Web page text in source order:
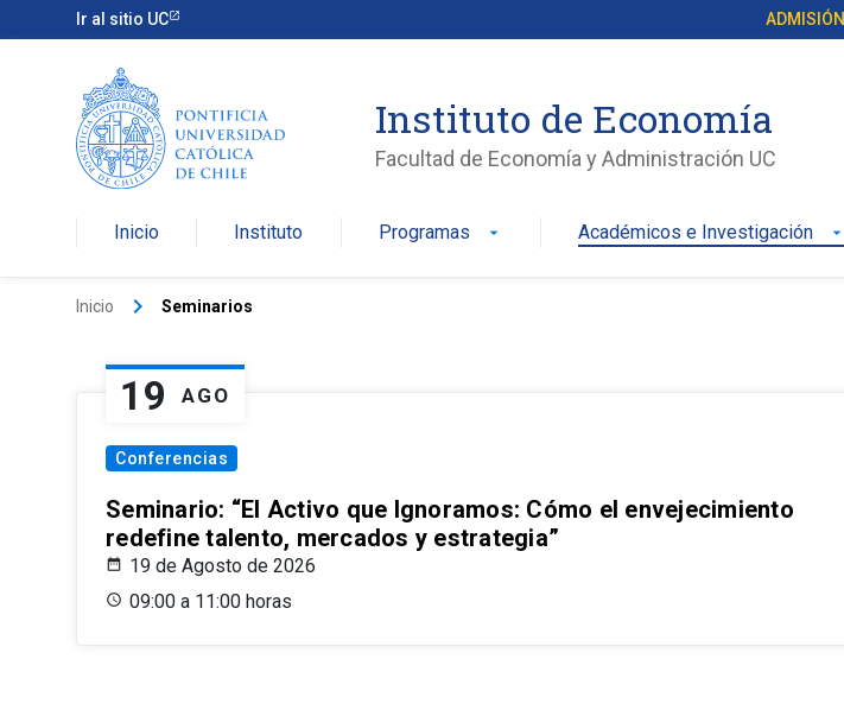
Ir al sitio UC ADMISIÓN
Instituto de Economía
Facultad de Economía y Administración UC
Inicio Instituto Programas arrow_drop_down Académicos e Investigación arrow_drop_down
Inicio keyboard_arrow_right Seminarios
19 AGO
Conferencias
Seminario: “El Activo que Ignoramos: Cómo el envejecimiento
redefine talento, mercados y estrategia”
19 de Agosto de 2026
09:00 a 11:00 horas